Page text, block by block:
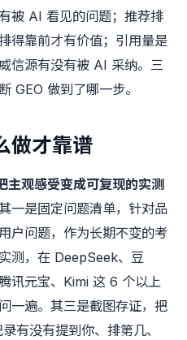
被 AI 看见的问题；推荐排
得靠前才有价值；引用量是
信源有没有被 AI 采纳。三
GEO 做到了哪一步。
做才靠谱
主观感受变成可复现的实测
一是固定问题清单，针对品
户问题，作为长期不变的考
测，在 DeepSeek、豆
讯元宝、Kimi 这 6 个以上
一遍。其三是截图存证，把
有没有提到你、排第几、